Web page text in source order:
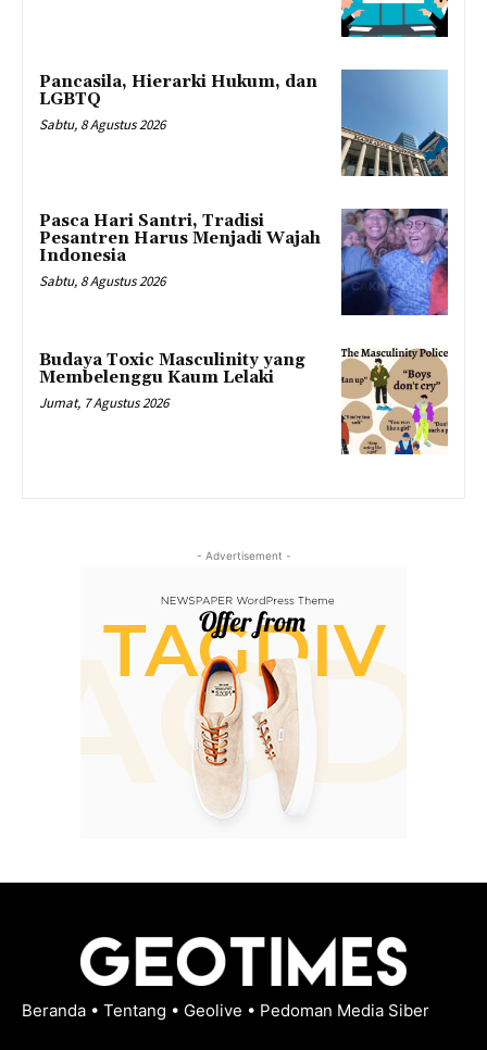
Pancasila, Hierarki Hukum, dan
LGBTQ
Sabtu, 8 Agustus 2026
Pasca Hari Santri, Tradisi
Pesantren Harus Menjadi Wajah
Indonesia
Sabtu, 8 Agustus 2026
Budaya Toxic Masculinity yang
Membelenggu Kaum Lelaki
Jumat, 7 Agustus 2026
- Advertisement -
Beranda • Tentang • Geolive • Pedoman Media Siber